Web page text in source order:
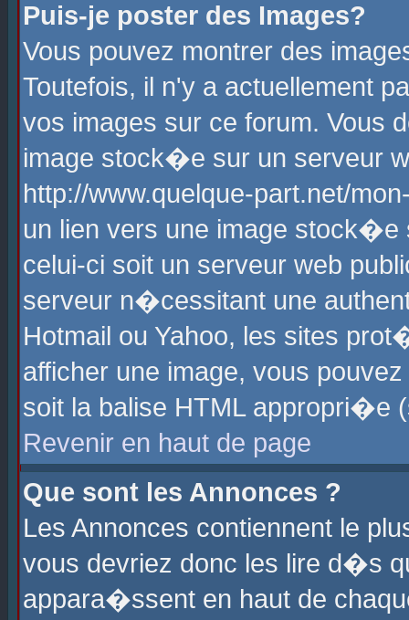
Puis-je poster des Images?
Vous pouvez montrer des
Toutefois, il n'y a actuellement
vos images sur ce forum. Vous
image stock�e sur un serveur
http://www.quelque-part.net/
un lien vers une image
celui-ci soit un serveur web
serveur n�cessitant une
Hotmail ou Yahoo, les sites
afficher une image, vous
soit la balise HTML
Revenir en haut de page
Que sont les Annonces ?
Les Annonces contiennent le
vous devriez donc les lire d�s
appara�ssent en haut de